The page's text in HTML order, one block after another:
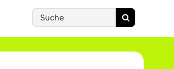
Search
for: